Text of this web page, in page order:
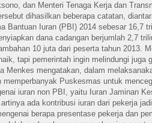
dan Menteri Tenaga Kerja dan
dihasilkan beberapa catatan,
Bantuan Iuran (PBI) 2014 sebesar 16,7
dana cadangan berjumlah 2,7
10 juta dari peserta tahun 2013.
tapi pemerintah ingin melindungi juga
Menkes mengatakan, dalam
memperbanyak Puskesmas untuk
iuran non PBI, yaitu Iuran Jaminan
ada kontribusi iuran dari pekerja
berapa presentase pekerja dan